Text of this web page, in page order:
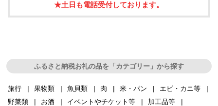
★土日も電話受付しております。
ふるさと納税お礼の品を「カテゴリー」から探す
旅行 果物類 魚貝類 肉 米・パン
エビ・カニ等
野菜類
お酒 イベントやチケット等
加工品等